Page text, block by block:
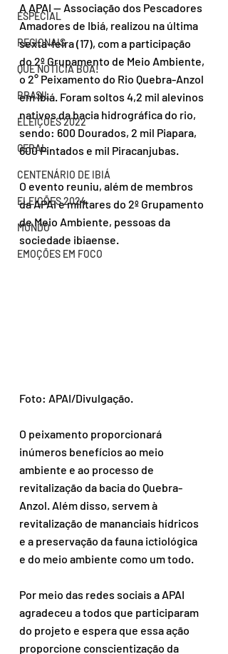
ESPECIAL
REGIONAIS
QUE NOTÍCIA BOA!
BRASIL
ELEIÇÕES 2022
GERAL
CENTENÁRIO DE IBIÁ
ELEIÇÕES 2024
MUNDO
EMOÇÕES EM FOCO
A APAI — Associação dos Pescadores
Amadores de Ibiá, realizou na última
sexta-feira (17), com a participação
do 2º Grupamento de Meio Ambiente,
o 2° Peixamento do Rio Quebra-Anzol
em Ibiá. Foram soltos 4,2 mil alevinos
nativos da bacia hidrográfica do rio,
sendo: 600 Dourados, 2 mil Piapara,
600 Pintados e mil Piracanjubas.
O evento reuniu, além de membros
da APAI e militares do 2º Grupamento
de Meio Ambiente, pessoas da
sociedade ibiaense.
Foto: APAI/Divulgação.
O peixamento proporcionará
inúmeros benefícios ao meio
ambiente e ao processo de
revitalização da bacia do Quebra-
Anzol. Além disso, servem à
revitalização de mananciais hídricos
e a preservação da fauna ictiológica
e do meio ambiente como um todo.
Por meio das redes sociais a APAI
agradeceu a todos que participaram
do projeto e espera que essa ação
proporcione conscientização da